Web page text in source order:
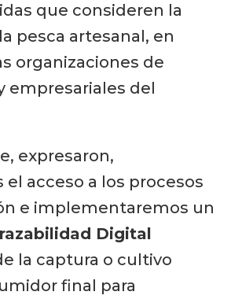
que consideren la
pesca artesanal, en
organizaciones de
empresariales del
expresaron,
el acceso a los procesos
e implementaremos un
Digital
la captura o cultivo
final para